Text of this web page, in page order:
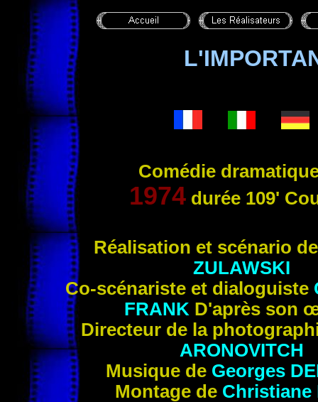
Comédie
1974 durée 109'
Réalisation et scénario
ZULAWSKI
Co-scénariste et dialoguiste
FRANK D'après son
Directeur de la
ARONOVITCH
Musique de Georges
Montage de Christiane